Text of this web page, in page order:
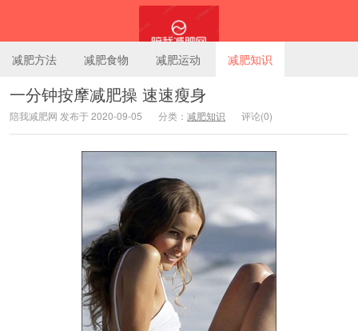
陪我减肥网
减肥方法 减肥食物 减肥运动 减肥知识
一分钟按摩减肥操 速速瘦身
陪我减肥网 发布于 2020-09-05 分类： 减肥知识 评论(0)